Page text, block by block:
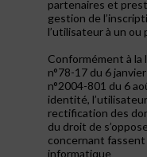
partenaires et
gestion de
l’utilisateur à un
Conformément à
n°78-17 du 6
n°2004-801 du 6
identité,
rectification des
du droit de
concernant
informatique